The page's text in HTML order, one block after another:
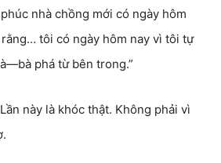
nhà chồng mới có ngày hôm
tôi có ngày hôm nay vì tôi tự
phá từ bên trong.”
này là khóc thật. Không phải vì